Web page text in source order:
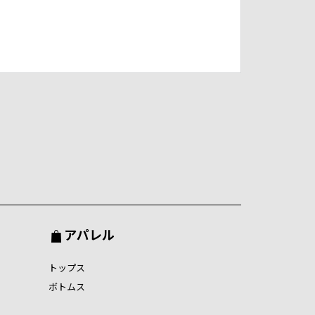
アパレル
トップス
ボトムス